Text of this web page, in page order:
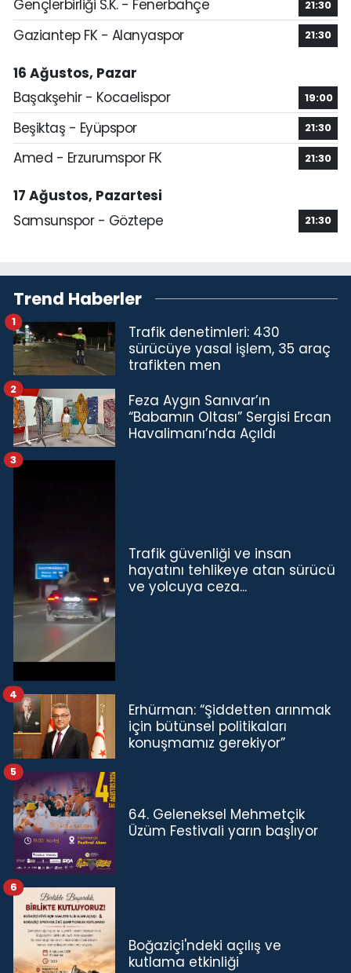
Gençlerbirliği S.K. - Fenerbahçe 21:30
Gaziantep FK - Alanyaspor 21:30
16 Ağustos, Pazar
Başakşehir - Kocaelispor
19:00
Beşiktaş - Eyüpspor 21:30
Amed - Erzurumspor FK 21:30
17 Ağustos, Pazartesi
Samsunspor - Göztepe
21:30
Trend Haberler
Trafik denetimleri: 430
sürücüye yasal işlem, 35 araç
trafikten men
1
Feza Aygın Sanıvar’ın
“Babamın Oltası” Sergisi Ercan
Havalimanı’nda Açıldı
2
Trafik güvenliği ve insan
hayatını tehlikeye atan sürücü
ve yolcuya ceza...
3
Erhürman: “Şiddetten arınmak
için bütünsel politikaları
konuşmamız gerekiyor”
4
64. Geleneksel Mehmetçik
Üzüm Festivali yarın başlıyor
5
Boğaziçi'ndeki açılış ve
kutlama etkinliği
6